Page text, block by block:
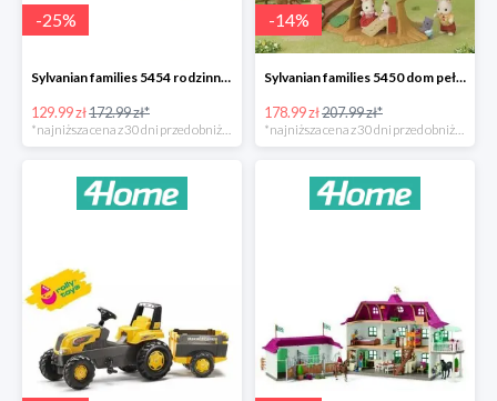
-25%
Sylvanian families 5454 rodzinny kamper -25%
129.99 zł172.99 zł*
*najniższa cena z 30 dni przed obniżką
-14%
Sylvanian families 5450 dom pełen przygód na drzewie -14%
178.99 zł207.99 zł*
*najniższa cena z 30 dni przed obniżką